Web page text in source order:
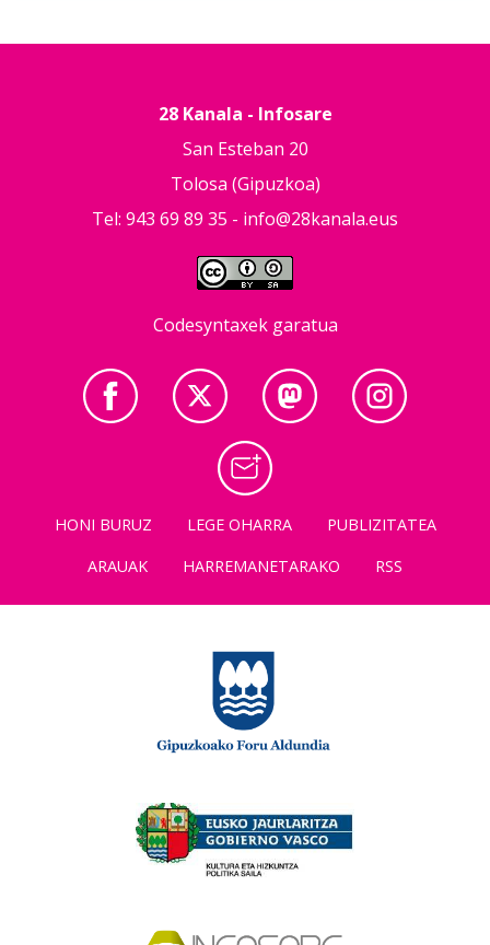
28 Kanala - Infosare
San Esteban 20
Tolosa (Gipuzkoa)
Tel: 943 69 89 35 - info@28kanala.eus
Codesyntaxek garatua
HONI BURUZ LEGE OHARRA
PUBLIZITATEA
ARAUAK
HARREMANETARAKO RSS